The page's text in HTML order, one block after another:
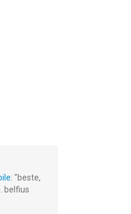
: "beste,
belfius